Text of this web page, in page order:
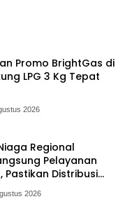
Promo BrightGas di
LPG 3 Kg Tepat
2026
Regional
Pelayanan
Pastikan Distribusi
2026